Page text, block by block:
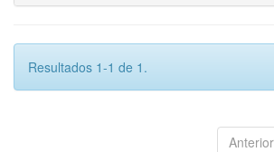
Resultados 1-1 de 1.
Anterior